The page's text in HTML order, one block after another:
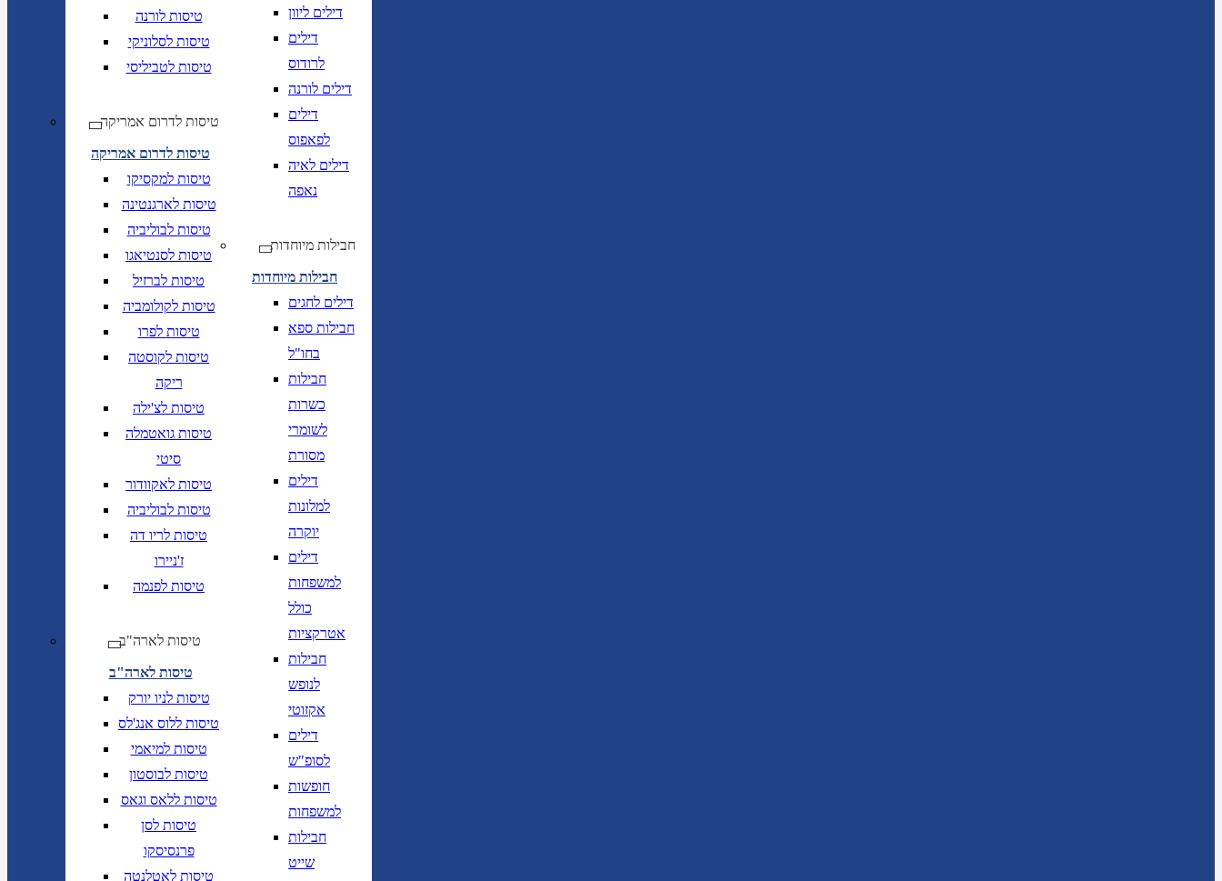
טיסות לורנה
טיסות לסלוניקי
טיסות לטביליסי
טיסות לדרום אמריקה
טיסות לדרום אמריקה
טיסות למקסיקו
טיסות לארגנטינה
טיסות לבוליביה
טיסות לסנטיאגו
טיסות לברזיל
טיסות לקולומביה
טיסות לפרו
טיסות לקוסטה
ריקה
טיסות לצ'ילה
טיסות גואטמלה
סיטי
טיסות לאקוודור
טיסות לבוליביה
טיסות לריו דה
ז'ניירו
טיסות לפנמה
טיסות לארה"ב
טיסות לארה"ב
טיסות לניו יורק
טיסות ללוס אנג'לס
טיסות למיאמי
טיסות לבוסטון
טיסות ללאס וגאס
טיסות לסן
פרנסיסקו
טיסות לאטלנטה
דילים ליוון
דילים
לרודוס
דילים לורנה
דילים
לפאפוס
דילים לאיה
נאפה
חבילות מיוחדות
חבילות מיוחדות
דילים לחגים
חבילות ספא
בחו"ל
חבילות
כשרות
לשומרי
מסורת
דילים
למלונות
יוקרה
דילים
למשפחות
כולל
אטרקציות
חבילות
לנופש
אקזוטי
דילים
לסופ"ש
חופשות
למשפחות
חבילות
שייט